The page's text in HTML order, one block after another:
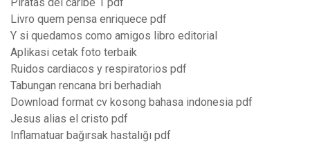
Piratas del caribe 1 pdf
Livro quem pensa enriquece pdf
Y si quedamos como amigos libro editorial
Aplikasi cetak foto terbaik
Ruidos cardiacos y respiratorios pdf
Tabungan rencana bri berhadiah
Download format cv kosong bahasa indonesia pdf
Jesus alias el cristo pdf
Inflamatuar bağırsak hastalığı pdf